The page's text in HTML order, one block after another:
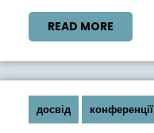
READ MORE
MORE
досвід конференції